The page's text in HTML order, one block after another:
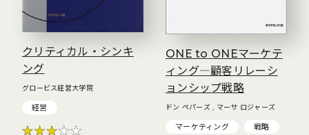
クリティカル・シンキ
ング
グロービス経営大学院
経営
ONE to ONEマーケテ
ィング―顧客リレーシ
ョンシップ戦略
ドン ペパーズ , マーサ ロジャーズ
マーケティング 戦略